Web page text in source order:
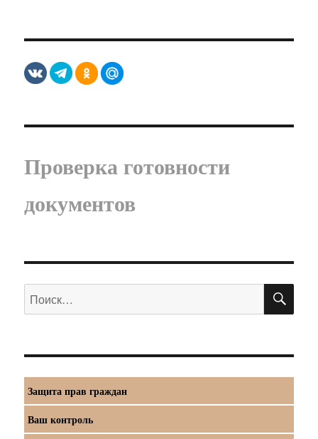
Проверка готовности
документов
Искать:
Защита прав граждан
Ваш контроль